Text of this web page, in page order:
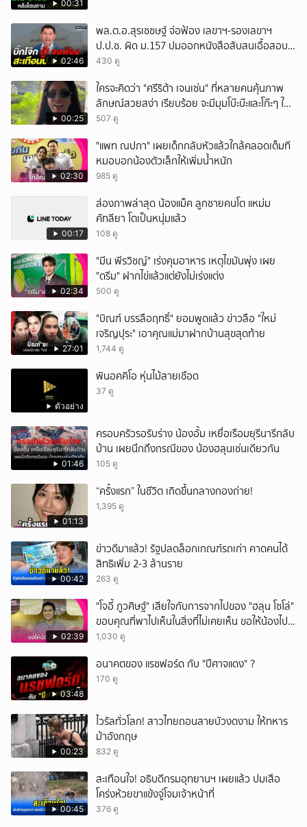
00:31
02:46
พล.ต.อ.สุรเชชษฐ์ จ่อฟ้อง เลขาฯ-รองเลขาฯ
ป.ป.ช. ผิด ม.157 ปมออกหนังสือสับสนเอื้อสอบ
คดีซ้ำซ้อน
430 ดู
00:25
ใครจะคิดว่า "ศรีริต้า เจนเซ่น" ที่หลายคนคุ้นภาพ
ลักษณ์สวยสง่า เรียบร้อย จะมีมุมโบ๊ะบ๊ะและโก๊ะๆ ให้
ได้อมยิ้มเหมือนกัน งานนี้ทำเอาแฟนๆ ทั้งเอ็นดูทั้ง
507 ดู
02:30
"แพท ณปภา" เผยเด็กกลับหัวแล้วใกล้คลอดเต็มที
หมอบอกน้องตัวเล็กให้เพิ่มน้ำหนัก
985 ดู
00:17
ส่องภาพล่าสุด น้องแม็ค ลูกชายคนโต แหม่ม
คัทลียา โตเป็นหนุ่มแล้ว
108 ดู
02:34
"มีน พีรวิชญ์" เร่งคุมอาหาร เหตุไขมันพุ่ง เผย
"ดรีม" ฝากไข่แล้วแต่ยังไม่เร่งแต่ง
500 ดู
27:01
"บิณฑ์ บรรลือฤทธิ์" ยอมพูดแล้ว ข่าวลือ "ใหม่
เจริญปุระ" เอาคุณแม่มาฝากบ้านสุขสุดท้าย
1,744 ดู
ตัวอย่าง
พินอคคิโอ หุ่นไม้สายเชือด
37 ดู
01:46
ครอบครัวรอรับร่าง น้องอั้ม เหยื่อเรือมยุรีนารีกลับ
บ้าน เผยนึกถึงกรณีของ น้องฮลุนเช่นเดียวกัน
105 ดู
01:13
“ครั้งแรก” ในชีวิต เกิดขึ้นกลางกองถ่าย!
1,395 ดู
00:42
ข่าวดีมาแล้ว! รัฐปลดล็อกเกณฑ์รถเก่า คาดคนได้
สิทธิเพิ่ม 2-3 ล้านราย
263 ดู
02:39
"โจอี้ ภูวศิษฐ์" เสียใจกับการจากไปของ "ฮลุน โซโล่"
ขอบคุณที่พาไปเห็นในสิ่งที่ไม่เคยเห็น ขอให้น้องไปสู่
สุคติ
1,030 ดู
03:48
อนาคตของ แรชฟอร์ด กับ "ปีศาจแดง" ?
170 ดู
00:23
ไวรัลทั่วโลก! สาวไทยถอนสายบัวงดงาม ให้ทหาร
ม้าอังกฤษ
832 ดู
00:45
สะเทือนใจ! อธิบดีกรมอุทยานฯ เผยแล้ว ปมเสือ
โคร่งห้วยขาแข้งจู่โจมเจ้าหน้าที่
376 ดู